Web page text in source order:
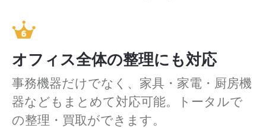
オフィス全体の整理にも対応
事務機器だけでなく、家具・家電・厨房機
器などもまとめて対応可能。トータルで
の整理・買取ができます。